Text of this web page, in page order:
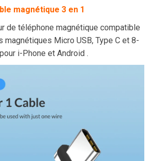
magnétique 3 en 1
de téléphone magnétique compatible
magnétiques Micro USB, Type C et 8-
i-Phone et Android .